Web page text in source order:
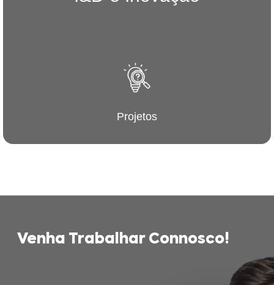
Projetos
Venha Trabalhar Connosco!